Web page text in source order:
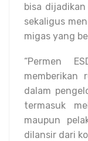
bisa
sekaligus
migas yang
“Permen
memberikan
dalam
termasuk
maupun
dilansir dari